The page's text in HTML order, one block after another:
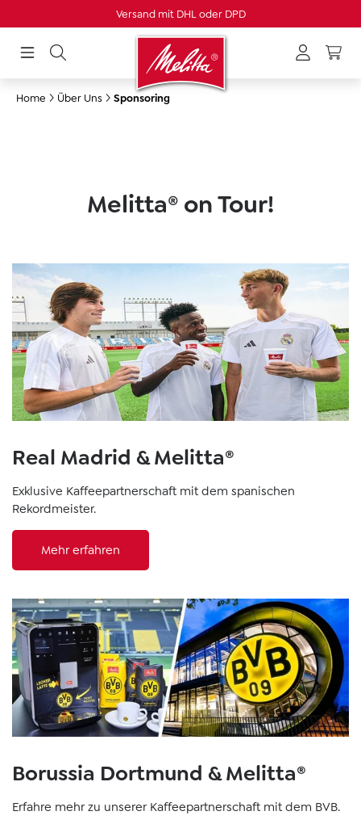
Versand mit DHL oder DPD
Home Über Uns Sponsoring
Melitta® on Tour!
Real Madrid & Melitta®
Exklusive Kaffeepartnerschaft mit dem spanischen
Rekordmeister.
Mehr erfahren
Borussia Dortmund & Melitta®
Erfahre mehr zu unserer Kaffeepartnerschaft mit dem BVB.